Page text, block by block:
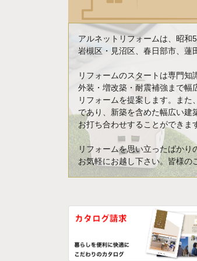
アルネットリフォームは、昭和
岩槻区・見沼区、春日部市、蓮
リフォームのスタートは専門知
外装・増改築・耐震補強まで幅
リフォームを提案します。ま
であり、新築を含めた幅広い建
お打ち合わせすることができま
リフォームを思い立ったばか
お気軽にお越し下さい。皆様の